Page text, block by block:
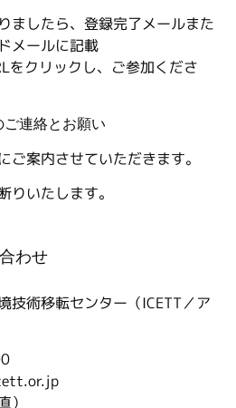
ましたら、登録完了メールまた
メールに記載
をクリックし、ご参加くださ
連絡とお願い
ご案内させていただきます。
りいたします。
わせ
技術移転センター（ICETT／ア
）